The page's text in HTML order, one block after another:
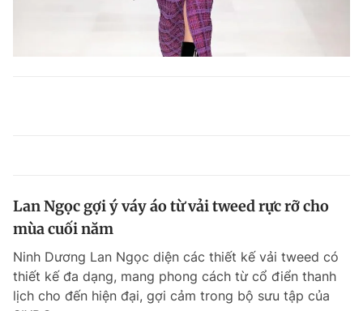
Lan Ngọc gợi ý váy áo từ vải tweed rực rỡ cho
mùa cuối năm
Ninh Dương Lan Ngọc diện các thiết kế vải tweed có
thiết kế đa dạng, mang phong cách từ cổ điển thanh
lịch cho đến hiện đại, gợi cảm trong bộ sưu tập của